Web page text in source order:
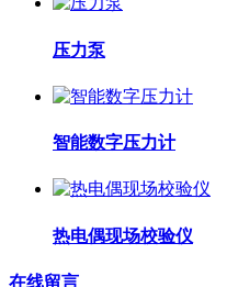
压力泵
智能数字压力计
热电偶现场校验仪
在线留言